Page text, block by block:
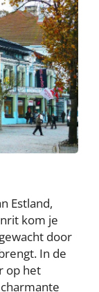
Estland,
kom je
door
In de
op het